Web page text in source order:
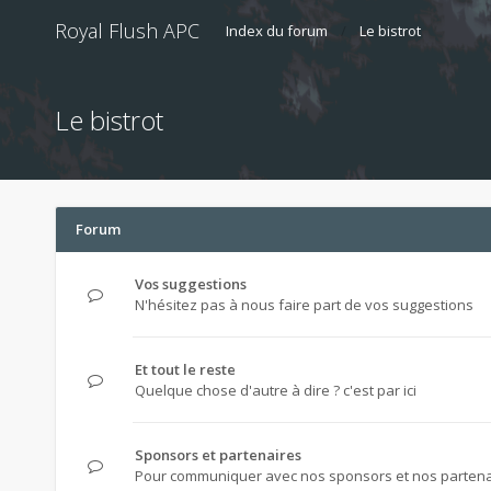
Royal Flush APC Index du forum Le bistrot
Le bistrot
Forum
Vos suggestions
N'hésitez pas à nous faire part de vos suggestions
Et tout le reste
Quelque chose d'autre à dire ? c'est par ici
Sponsors et partenaires
Pour communiquer avec nos sponsors et nos